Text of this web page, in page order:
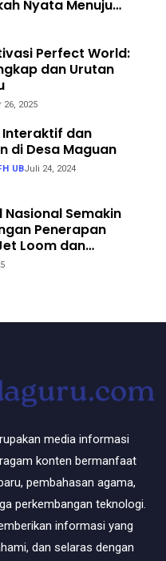
Nyata Menuju
Perfect World:
dan Urutan
2025
dan
di Desa Maguan
UBJuli 24, 2024
Semakin
Penerapan
Loom dan
di CV. Garuda
media informasi
konten bermanfaat
pembahasan agama,
perkembangan teknologi.
informasi yang
dan selaras dengan